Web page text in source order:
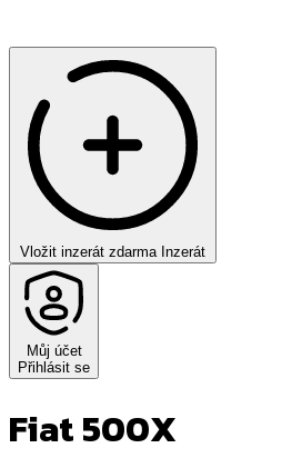
Vložit inzerát zdarma Inzerát
Můj účet
Přihlásit se
Fiat 500X